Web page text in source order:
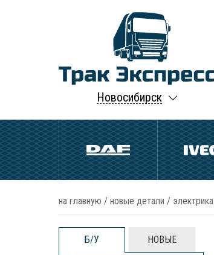
Новосибирск
на главную / новые детали / электрика
Б/У
НОВЫЕ